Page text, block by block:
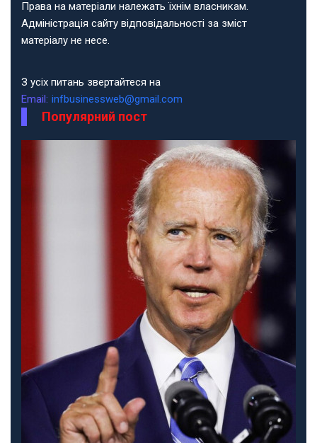
Права на матеріали належать їхнім власникам.
Адміністрація сайту відповідальності за зміст
матеріалу не несе.
З усіх питань звертайтеся на
Email: infbusinessweb@gmail.com
Популярний пост